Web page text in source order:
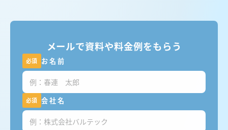
メールで資料や料金例をもらう
必須 お名前
必須 会社名